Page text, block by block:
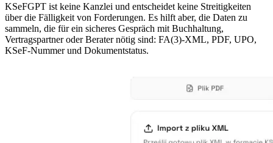
KSeFGPT ist keine Kanzlei und entscheidet keine Streitigkeiten
über die Fälligkeit von Forderungen. Es hilft aber, die Daten zu
sammeln, die für ein sicheres Gespräch mit Buchhaltung,
Vertragspartner oder Berater nötig sind: FA(3)-XML, PDF, UPO,
KSeF-Nummer und Dokumentstatus.